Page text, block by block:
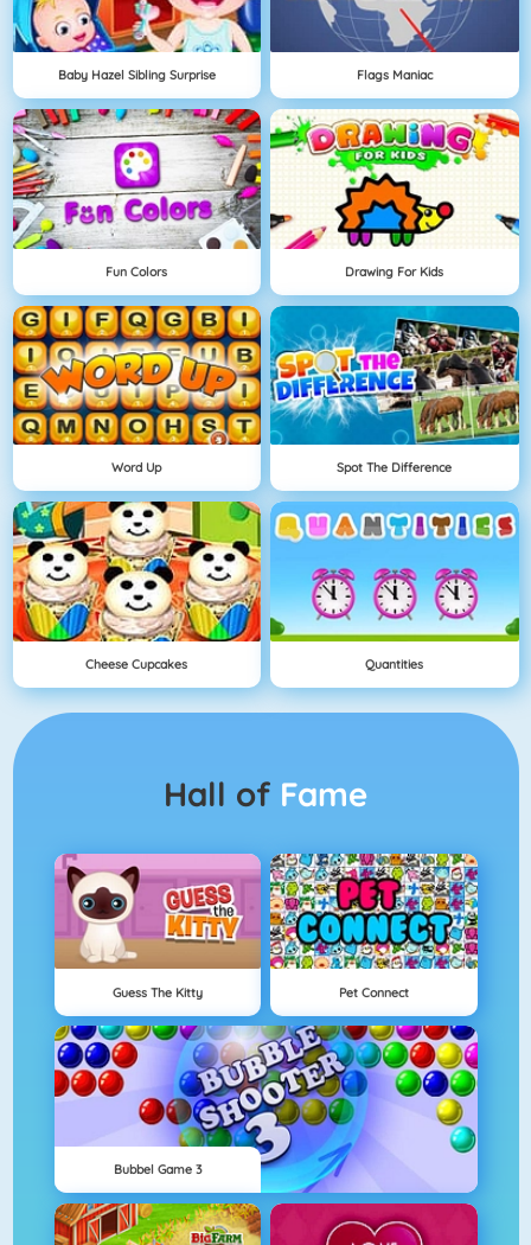
Baby Hazel Sibling Surprise Flags Maniac
Fun Colors Drawing For Kids
Word Up Spot The Difference
Cheese Cupcakes Quantities
Hall of Fame
Guess The Kitty Pet Connect
Bubbel Game 3